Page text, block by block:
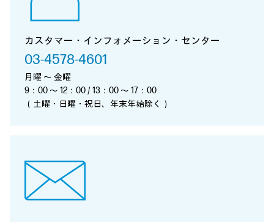
カスタマー・インフォメーション・センター
03-4578-4601
月曜 ～ 金曜
9：00 ～ 12：00 / 13：00 ～ 17：00
（土曜・日曜・祝日、年末年始除く）